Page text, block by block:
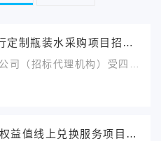
四川银行2026-2027年全行定制瓶装水采购项目招标公告
司（招标代理机构）受四川
〔2026〕78号二、项目名
南充分行2026年零售客户权益值线上兑换服务项目成交结果公示